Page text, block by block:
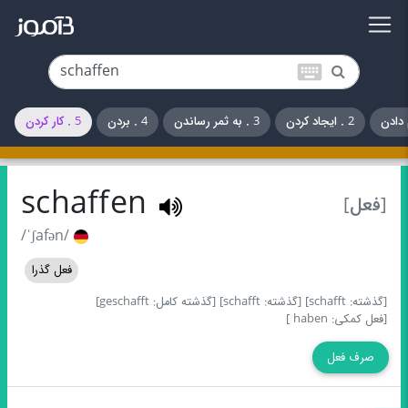
keyboard
2 . ایجاد کردن 3 . به ثمر رساندن 4 . بردن 5 . کار کردن
[فعل] schaffen
/ˈʃafən/
فعل گذرا
[گذشته: schafft]
[گذشته: schafft]
[گذشته کامل: geschafft]
[فعل کمکی: haben ]
صرف فعل